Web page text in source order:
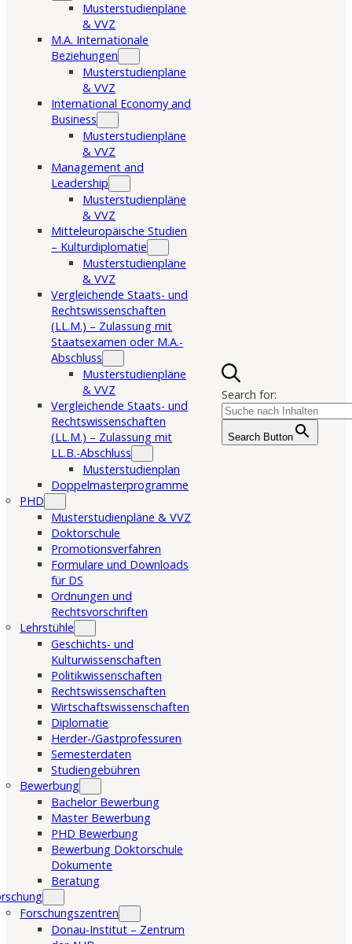
Musterstudienpläne
& VVZ
M.A. Internationale
Beziehungen
Musterstudienpläne
& VVZ
International Economy and
Business
Musterstudienpläne
& VVZ
Management and
Leadership
Musterstudienpläne
& VVZ
Mitteleuropäische Studien
– Kulturdiplomatie
Musterstudienpläne
& VVZ
Vergleichende Staats- und
Rechtswissenschaften
(LL.M.) – Zulassung mit
Staatsexamen oder M.A.-
Abschluss
Musterstudienpläne
& VVZ
Vergleichende Staats- und
Rechtswissenschaften
(LL.M.) – Zulassung mit
LL.B.-Abschluss
Musterstudienplan
Doppelmasterprogramme
PHD
Musterstudienpläne & VVZ
Doktorschule
Promotionsverfahren
Formulare und Downloads
für DS
Ordnungen und
Rechtsvorschriften
Lehrstühle
Geschichts- und
Kulturwissenschaften
Politikwissenschaften
Rechtswissenschaften
Wirtschaftswissenschaften
Diplomatie
Herder-/Gastprofessuren
Semesterdaten
Studiengebühren
Bewerbung
Bachelor Bewerbung
Master Bewerbung
PHD Bewerbung
Bewerbung Doktorschule
Dokumente
Beratung
Forschungszentren
Donau-Institut – Zentrum
Search for:
Search Button